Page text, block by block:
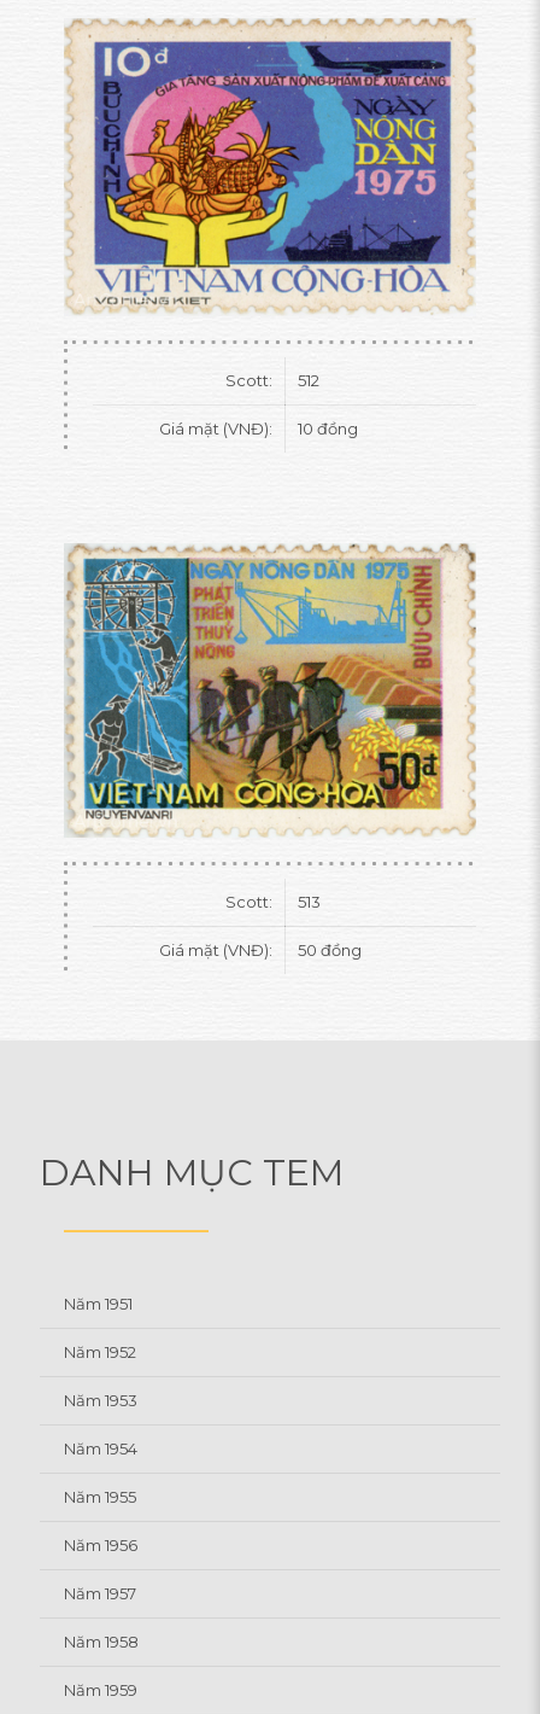
Scott: 512
Giá mặt (VNĐ): 10 đồng
Scott: 513
Giá mặt (VNĐ): 50 đồng
DANH MỤC TEM
Năm 1951
Năm 1952
Năm 1953
Năm 1954
Năm 1955
Năm 1956
Năm 1957
Năm 1958
Năm 1959